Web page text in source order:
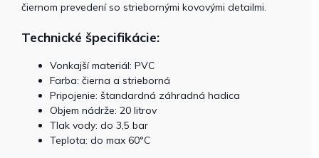
čiernom prevedení so striebornými kovovými detailmi.
Technické špecifikácie:
Vonkajší materiál: PVC
Farba: čierna a strieborná
Pripojenie: štandardná záhradná hadica
Objem nádrže: 20 litrov
Tlak vody: do 3,5 bar
Teplota: do max 60°C